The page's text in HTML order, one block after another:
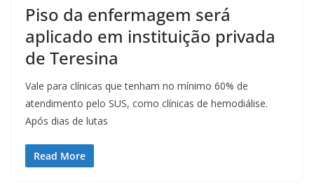
Piso da enfermagem será
aplicado em instituição privada
de Teresina
Vale para clínicas que tenham no mínimo 60% de
atendimento pelo SUS, como clínicas de hemodiálise.
Após dias de lutas
Read More